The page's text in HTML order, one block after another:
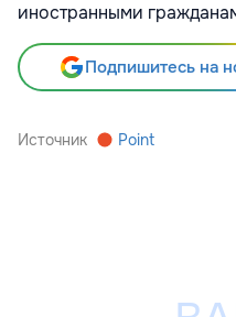
иностранными
Подпишитесь на
Источник Point